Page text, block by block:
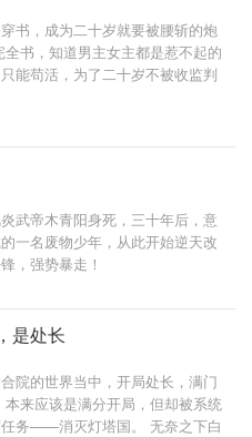
书，成为二十岁就要被腰斩的炮
书，知道男主女主都是惹不起的
能苟活，为了二十岁不被收监判
自巍然不动！ 注：本人不擅写甜
武帝木青阳身死，三十年后，意
一名废物少年，从此开始逆天改
，强势暴走！
是处长
院的世界当中，开局处长，满门
来应该是满分开局，但却被系统
务——消灭灯塔国。 无奈之下白